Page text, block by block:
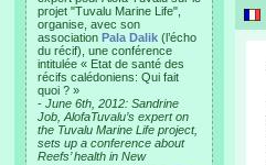
projet "Tuvalu Marine Life",
organise, avec son
association Pala Dalik (l’écho
du récif), une conférence
intitulée « Etat de santé des
récifs calédoniens: Qui fait
quoi ? »
- June 6th, 2012: Sandrine
Job, AlofaTuvalu’s expert on
the Tuvalu Marine Life project,
sets up a conference about
Reefs’ health in New